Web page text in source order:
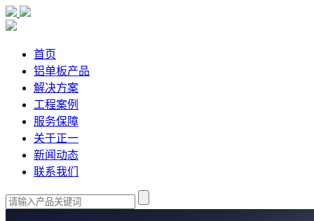
首页
铝单板产品
解决方案
工程案例
服务保障
关于正一
新闻动态
联系我们